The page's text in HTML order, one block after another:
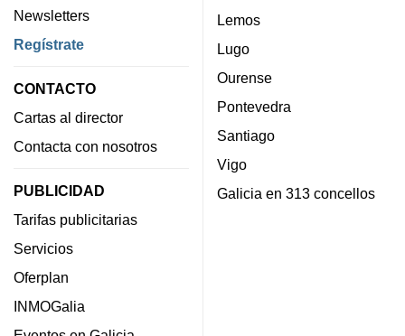
Newsletters
Regístrate
CONTACTO
Cartas al director
Contacta con nosotros
PUBLICIDAD
Tarifas publicitarias
Servicios
Oferplan
INMOGalia
Lemos
Lugo
Ourense
Pontevedra
Santiago
Vigo
Galicia en 313 concellos